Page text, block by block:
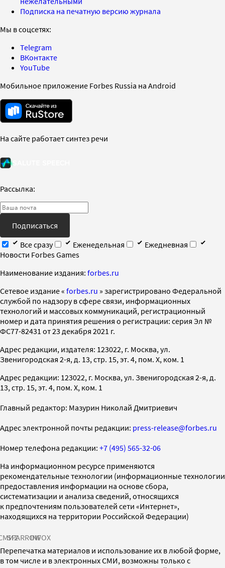
Подписка на печатную версию журнала
Мы в соцсетях:
Telegram
ВКонтакте
YouTube
Мобильное приложение Forbes Russia на Android
На сайте работает синтез речи
Рассылка:
Подписаться
Все сразу
Еженедельная
Ежедневная
Новости Forbes Games
Наименование издания: forbes.ru
Cетевое издание « forbes.ru » зарегистрировано Федеральной
службой по надзору в сфере связи, информационных
технологий и массовых коммуникаций, регистрационный
номер и дата принятия решения о регистрации: серия Эл №
ФС77-82431 от 23 декабря 2021 г.
Адрес редакции, издателя: 123022, г. Москва, ул.
Звенигородская 2-я, д. 13, стр. 15, эт. 4, пом. X, ком. 1
Адрес редакции: 123022, г. Москва, ул. Звенигородская 2-я, д.
13, стр. 15, эт. 4, пом. X, ком. 1
Главный редактор: Мазурин Николай Дмитриевич
Адрес электронной почты редакции: press-release@forbes.ru
Номер телефона редакции: +7 (495) 565-32-06
На информационном ресурсе применяются
рекомендательные технологии (информационные технологии
предоставления информации на основе сбора,
систематизации и анализа сведений, относящихся
к предпочтениям пользователей сети «Интернет»,
находящихся на территории Российской Федерации)
SPARROWINFOX
Перепечатка материалов и использование их в любой форме,
в том числе и в электронных СМИ, возможны только с